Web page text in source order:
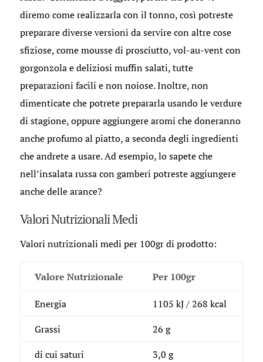
diremo come realizzarla con il tonno, così potreste
preparare diverse versioni da servire con altre cose
sfiziose, come mousse di prosciutto, vol-au-vent con
gorgonzola e deliziosi muffin salati, tutte
preparazioni facili e non noiose. Inoltre, non
dimenticate che potrete prepararla usando le verdure
di stagione, oppure aggiungere aromi che doneranno
anche profumo al piatto, a seconda degli ingredienti
che andrete a usare. Ad esempio, lo sapete che
nell’insalata russa con gamberi potreste aggiungere
anche delle arance?
Valori Nutrizionali Medi
Valori nutrizionali medi per 100gr di prodotto:
Valore Nutrizionale Per 100gr
Energia
1105 kJ / 268 kcal
Grassi
26 g
di cui saturi
3,0 g